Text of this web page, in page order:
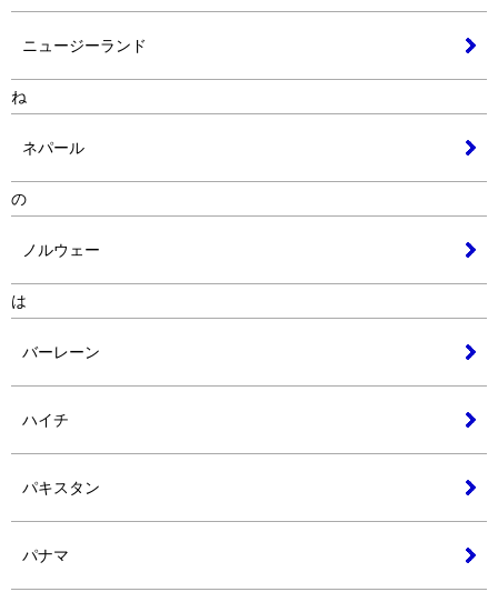
ニュージーランド
ね
ネパール
の
ノルウェー
は
バーレーン
ハイチ
パキスタン
パナマ